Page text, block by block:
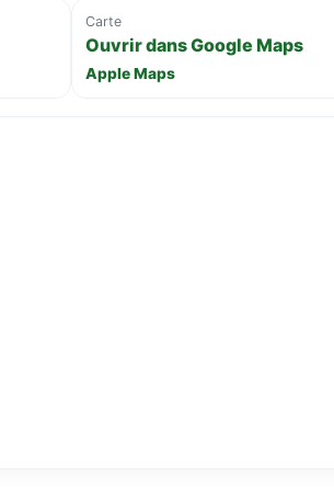
Carte
Ouvrir dans Google Maps
Apple Maps